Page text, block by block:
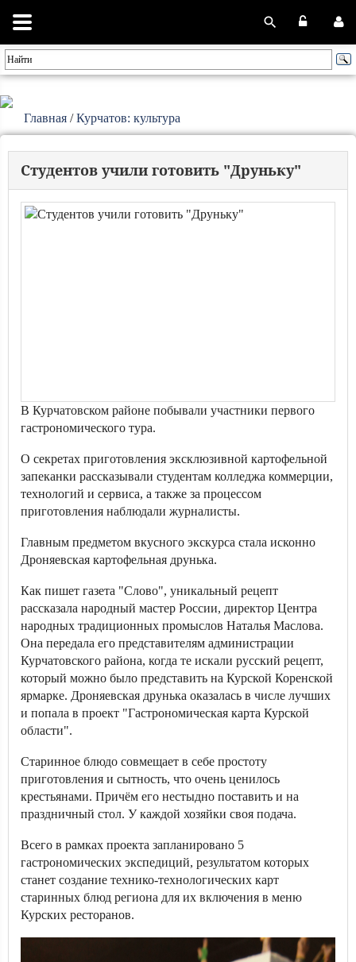
Главная /Курчатов: культура
Студентов учили готовить "Друньку"
В Курчатовском районе побывали участники первого
гастрономического тура.
О секретах приготовления эксклюзивной картофельной
запеканки рассказывали студентам колледжа коммерции,
технологий и сервиса, а также за процессом
приготовления наблюдали журналисты.
Главным предметом вкусного экскурса стала исконно
Дроняевская картофельная друнька.
Как пишет газета "Слово", уникальный рецепт
рассказала народный мастер России, директор Центра
народных традиционных промыслов Наталья Маслова.
Она передала его представителям администрации
Курчатовского района, когда те искали русский рецепт,
который можно было представить на Курской Коренской
ярмарке. Дроняевская друнька оказалась в числе лучших
и попала в проект "Гастрономическая карта Курской
области".
Старинное блюдо совмещает в себе простоту
приготовления и сытность, что очень ценилось
крестьянами. Причём его нестыдно поставить и на
праздничный стол. У каждой хозяйки своя подача.
Всего в рамках проекта запланировано 5
гастрономических экспедиций, результатом которых
станет создание технико-технологических карт
старинных блюд региона для их включения в меню
Курских ресторанов.